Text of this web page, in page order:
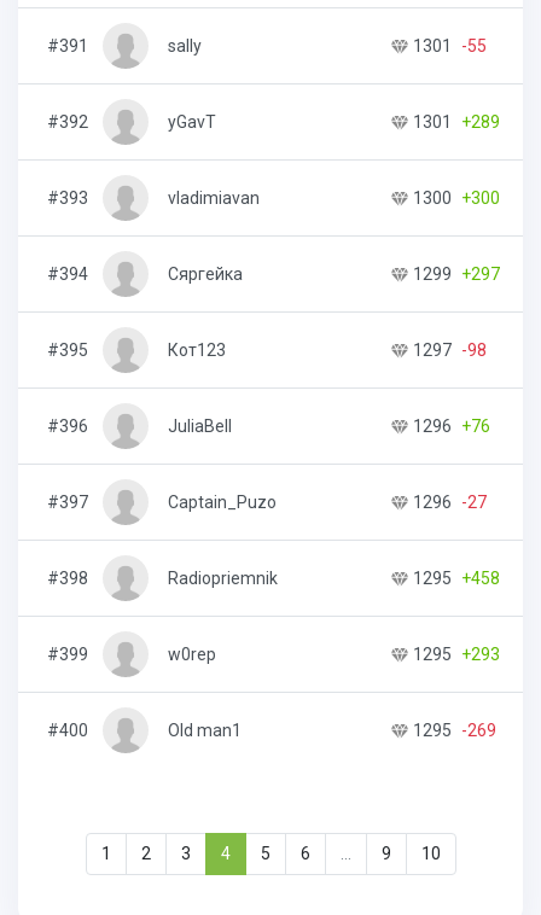
#391 sally 1301 -55
#392 yGavT 1301 +289
#393 vladimiavan 1300 +300
#394 Сяргейка 1299 +297
#395 Кот123 1297 -98
#396 JuliaBell 1296 +76
#397 Captain_Puzo 1296 -27
#398 Radiopriemnik 1295 +458
#399 w0rep 1295 +293
#400 Old man1 1295 -269
1 2 3 4 5 6 ... 9 10